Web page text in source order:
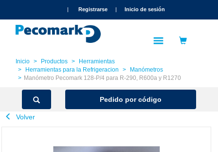
| Registrarse | Inicio de sesión
Inicio Productos
Herramientas
Herramientas para la Refrigeracion
Manómetros
Manómetro Pecomark 128-P/4 para R-290, R600a y R1270
Pedido por código
Volver